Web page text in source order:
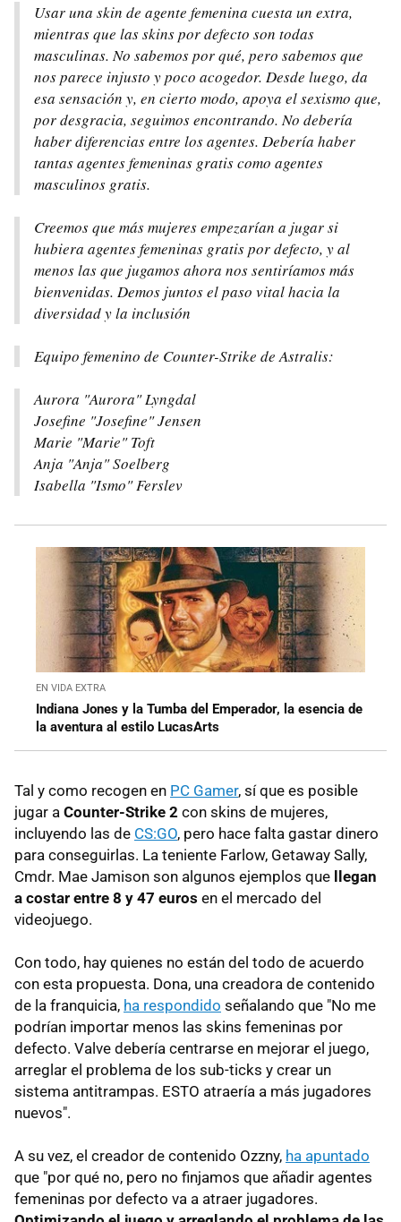
Usar una skin de agente femenina cuesta un extra,
mientras que las skins por defecto son todas
masculinas. No sabemos por qué, pero sabemos que
nos parece injusto y poco acogedor. Desde luego, da
esa sensación y, en cierto modo, apoya el sexismo que,
por desgracia, seguimos encontrando. No debería
haber diferencias entre los agentes. Debería haber
tantas agentes femeninas gratis como agentes
masculinos gratis.
Creemos que más mujeres empezarían a jugar si
hubiera agentes femeninas gratis por defecto, y al
menos las que jugamos ahora nos sentiríamos más
bienvenidas. Demos juntos el paso vital hacia la
diversidad y la inclusión
Equipo femenino de Counter-Strike de Astralis:
Aurora "Aurora" Lyngdal
Josefine "Josefine" Jensen
Marie "Marie" Toft
Anja "Anja" Soelberg
Isabella "Ismo" Ferslev
EN VIDA EXTRA
Indiana Jones y la Tumba del Emperador, la esencia de
la aventura al estilo LucasArts
Tal y como recogen en PC Gamer, sí que es posible
jugar a Counter-Strike 2 con skins de mujeres,
incluyendo las de CS:GO, pero hace falta gastar dinero
para conseguirlas. La teniente Farlow, Getaway Sally,
Cmdr. Mae Jamison son algunos ejemplos que llegan
a costar entre 8 y 47 euros en el mercado del
videojuego.
Con todo, hay quienes no están del todo de acuerdo
con esta propuesta. Dona, una creadora de contenido
de la franquicia, ha respondido señalando que "No me
podrían importar menos las skins femeninas por
defecto. Valve debería centrarse en mejorar el juego,
arreglar el problema de los sub-ticks y crear un
sistema antitrampas. ESTO atraería a más jugadores
nuevos".
A su vez, el creador de contenido Ozzny, ha apuntado
que "por qué no, pero no finjamos que añadir agentes
femeninas por defecto va a atraer jugadores.